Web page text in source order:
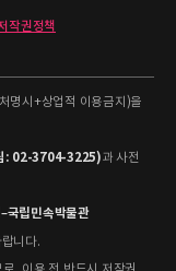
작권정책
명시+상업적 이용금지)을
: 02-3704-3225)과 사전
국립민속박물관
니다.